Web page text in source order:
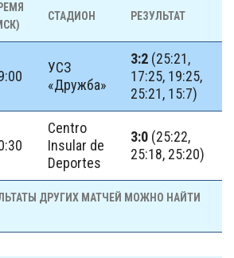
СТАДИОН РЕЗУЛЬТАТ
УСЗ
«Дружба»
3:2 (25:21,
17:25, 19:25,
25:21, 15:7)
Centro
Insular de
Deportes
3:0 (25:22,
25:18, 25:20)
ДРУГИХ МАТЧЕЙ МОЖНО НАЙТИ